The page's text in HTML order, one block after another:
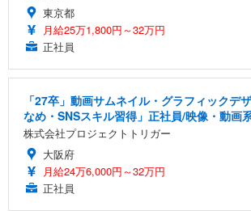
東京都
月給25万1,800円～32万円
正社員
「27卒」動画サムネイル・グラフィックデ
なめ・SNSスキル習得」正社員/映像・動画
株式会社プロジェクトトリガー
大阪府
月給24万6,000円～32万円
正社員